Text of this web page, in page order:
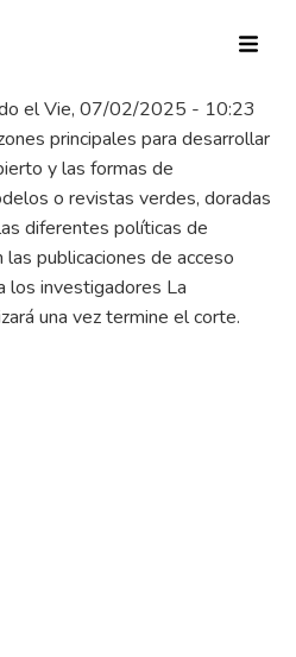
elVie, 07/02/2025 - 10:23
principales para desarrollar
y las formas de
o revistas verdes, doradas
diferentes políticas de
publicaciones de acceso
los investigadores La
una vez termine el corte.